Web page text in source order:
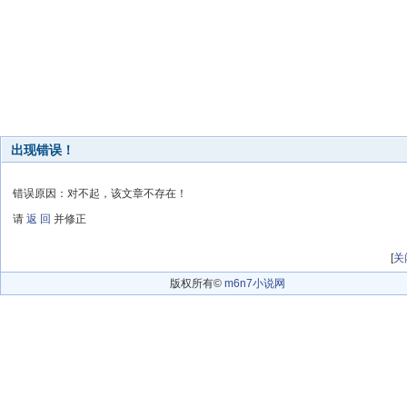
出现错误！
错误原因：对不起，该文章不存在！
请 返 回 并修正
[关
版权所有© m6n7小说网